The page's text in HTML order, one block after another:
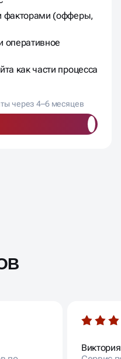
в Яндекс Бизнес,
(офферы,
через 4–6 месяцев